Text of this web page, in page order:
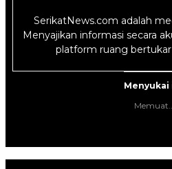
SerikatNews.com adalah
Menyajikan informasi secara
platform ruang
Menyukai
Memuat...